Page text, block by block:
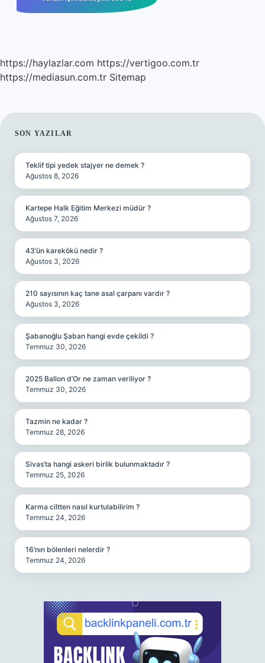
https://haylazlar.com https://vertigoo.com.tr
https://mediasun.com.tr Sitemap
SIDEBAR
SON YAZILAR
Teklif tipi yedek stajyer ne demek ?
Ağustos 8, 2026
Kartepe Halk Eğitim Merkezi müdür ?
Ağustos 7, 2026
43’ün karekökü nedir ?
Ağustos 3, 2026
210 sayısının kaç tane asal çarpanı vardır ?
Ağustos 3, 2026
Şabanoğlu Şaban hangi evde çekildi ?
Temmuz 30, 2026
2025 Ballon d’Or ne zaman veriliyor ?
Temmuz 30, 2026
Tazmin ne kadar ?
Temmuz 28, 2026
Sivas’ta hangi askeri birlik bulunmaktadır ?
Temmuz 25, 2026
Karma ciltten nasıl kurtulabilirim ?
Temmuz 24, 2026
16’nın bölenleri nelerdir ?
Temmuz 24, 2026